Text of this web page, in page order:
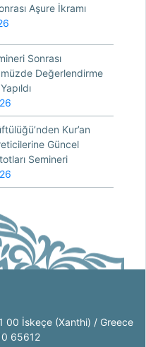
Aşure İkramı
Sonrası
Değerlendirme
Kur’an
Güncel
Semineri
00 İskeçe (Xanthi) / Greece
65612